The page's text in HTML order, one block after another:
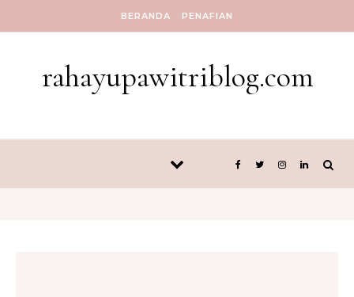
BERANDA PENAFIAN
rahayupawitriblog.com